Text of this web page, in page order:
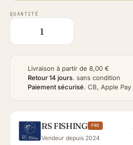
QUANTITÉ
Livraison à partir de 8,00 €
Retour 14 jours. sans condition
Paiement sécurisé. CB, Apple
RS FISHING PRO
Vendeur depuis 2024